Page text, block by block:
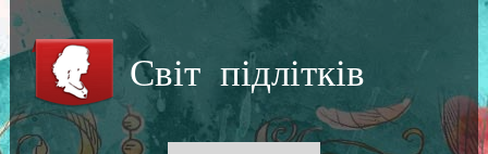
Світ підлітків